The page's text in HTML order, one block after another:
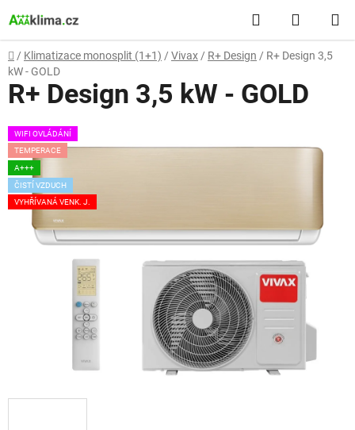
na
obsah
Hledat
KOŠÍK
Domů
/ Klimatizace monosplit (1+1) / Vivax / R+ Design / R+ Design 3,5
kW - GOLD
R+ Design 3,5 kW - GOLD
WIFI OVLÁDÁNÍ
TEMPERACE
A+++
ČISTÍ VZDUCH
VYHŘÍVANÁ VENK. J.